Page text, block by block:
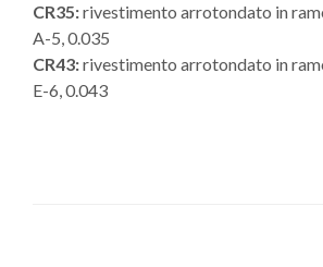
CR35:rivestimento arrotondato in
A-5, 0.035
CR43:rivestimento arrotondato in
E-6, 0.043